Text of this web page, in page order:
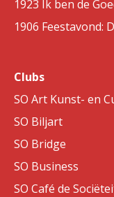
1923 Ik ben de
1906 Feestavond:
Clubs
SO Art Kunst- en
SO Biljart
SO Bridge
SO Business
SO Café de